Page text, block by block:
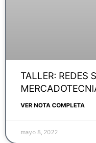
TALLER: REDES
VER NOTA COMPLETA
mayo 8, 2022